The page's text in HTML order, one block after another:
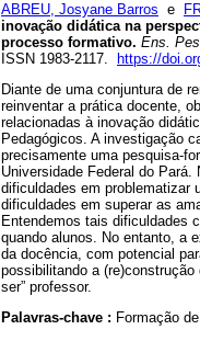
ABREU, Josyane Barros e
inovação didática na
processo formativo. Ens.
ISSN 1983-2117.
https://
Diante de uma conjuntura de
reinventar a prática docente,
relacionadas à inovação
Pedagógicos. A investigação
precisamente uma pesquisa-
Universidade Federal do
dificuldades em problematizar
dificuldades em superar as
Entendemos tais dificuldades
quando alunos. No entanto, a
da docência, com potencial
possibilitando a (re)construção
ser” professor.
Palavras-chave : Formação